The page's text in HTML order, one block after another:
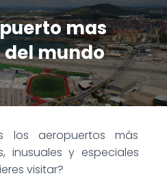
E
G
A
C
I
Ó
N
D
A
L
mas
del mundo
los aeropuertos más
inusuales y especiales
visitar?